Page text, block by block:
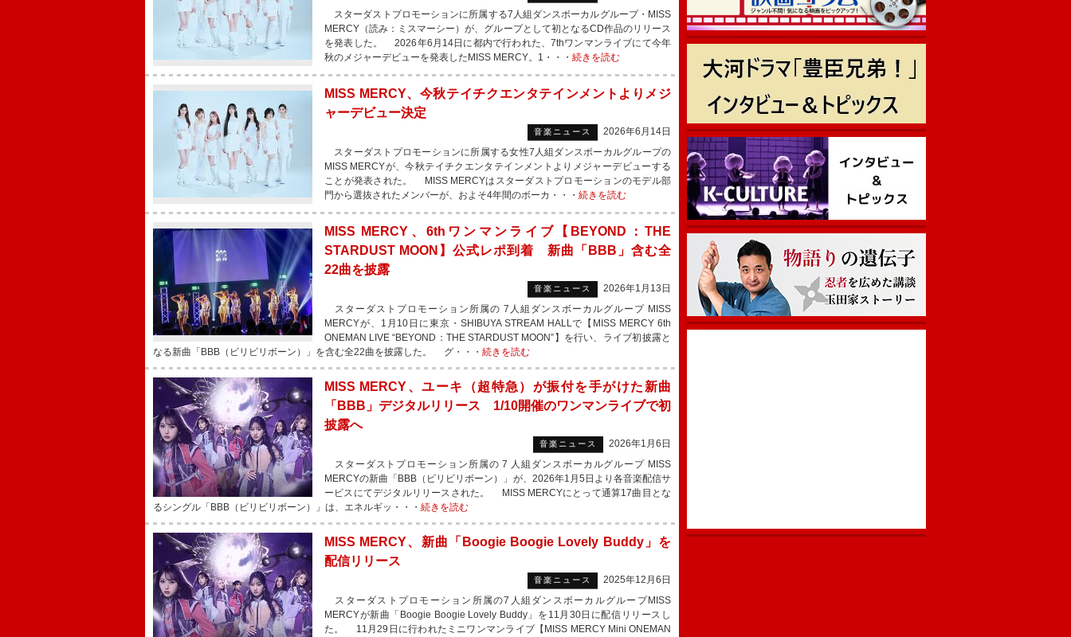
スターダストプロモーションに所属する7人組ダンスボーカルグループ・MISS
MERCY（読み：ミスマーシー）が、グループとして初となるCD作品のリリース
を発表した。 2026年6月14日に都内で行われた、7thワンマンライブにて今年
秋のメジャーデビューを発表したMISS MERCY。1・・・ 続きを読む
MISS MERCY、今秋テイチクエンタテインメントよりメジ
ャーデビュー決定
音楽ニュース
2026年6月14日
スターダストプロモーションに所属する女性7人組ダンスボーカルグループの
MISS MERCYが、今秋テイチクエンタテインメントよりメジャーデビューする
ことが発表された。 MISS MERCYはスターダストプロモーションのモデル部
門から選抜されたメンバーが、およそ4年間のボーカ・・・ 続きを読む
MISS MERCY、6thワンマンライブ【BEYOND：THE
STARDUST MOON】公式レポ到着 新曲「BBB」含む全
22曲を披露
音楽ニュース
2026年1月13日
スターダストプロモーション所属の 7人組ダンスボーカルグループ MISS
MERCYが、1月10日に東京・SHIBUYA STREAM HALLで【MISS MERCY 6th
ONEMAN LIVE “BEYOND：THE STARDUST MOON”】を行い、ライブ初披露と
なる新曲「BBB（ビリビリボーン）」を含む全22曲を披露した。 グ・・・ 続きを読む
MISS MERCY、ユーキ（超特急）が振付を手がけた新曲
「BBB」デジタルリリース 1/10開催のワンマンライブで初
披露へ
音楽ニュース
2026年1月6日
スターダストプロモーション所属の 7 人組ダンスボーカルグループ MISS
MERCYの新曲「BBB（ビリビリボーン）」が、2026年1月5日より各音楽配信サ
ービスにてデジタルリリースされた。 MISS MERCYにとって通算17曲目とな
るシングル「BBB（ビリビリボーン）」は、エネルギッ・・・ 続きを読む
MISS MERCY、新曲「Boogie Boogie Lovely Buddy」を
配信リリース
音楽ニュース
2025年12月6日
スターダストプロモーション所属の7人組ダンスボーカルグループMISS
MERCYが新曲「Boogie Boogie Lovely Buddy」を11月30日に配信リリースし
た。 11月29日に行われたミニワンマンライブ【MISS MERCY Mini ONEMAN